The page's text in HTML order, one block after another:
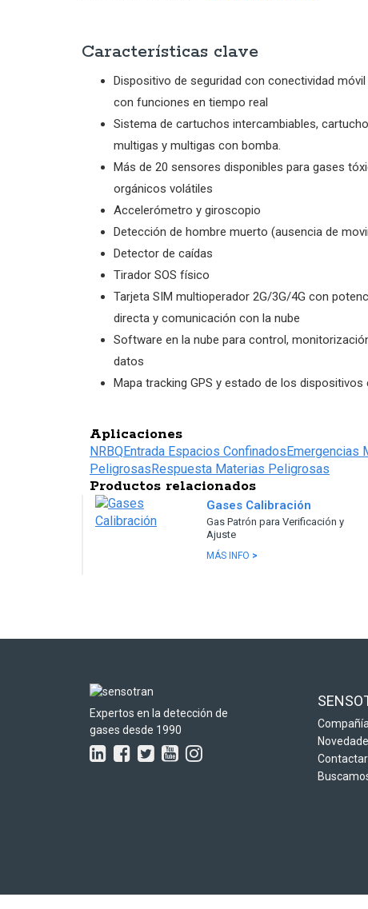
Características clave
Dispositivo de seguridad con conectividad
con funciones en tiempo real
Sistema de cartuchos intercambiables,
multigas y multigas con bomba.
Más de 20 sensores disponibles para gases
orgánicos volátiles
Accelerómetro y giroscopio
Detección de hombre muerto (ausencia de
Detector de caídas
Tirador SOS físico
Tarjeta SIM multioperador 2G/3G/4G con
directa y comunicación con la nube
Software en la nube para control,
datos
Mapa tracking GPS y estado de los dispositivos
Aplicaciones
NRBQEntrada Espacios ConfinadosEmergencias
PeligrosasRespuesta Materias Peligrosas
Productos relacionados
Gases Calibración
Gas Patrón para Verificación y
Ajuste
MÁS INFO >
Expertos en la detección de
gases desde 1990
Compañía
Contactar